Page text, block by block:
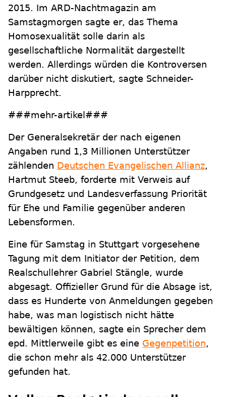
2015. Im ARD-Nachtmagazin am
Samstagmorgen sagte er, das Thema
Homosexualität solle darin als
gesellschaftliche Normalität dargestellt
werden. Allerdings würden die Kontroversen
darüber nicht diskutiert, sagte Schneider-
Harpprecht.
###mehr-artikel###
Der Generalsekretär der nach eigenen
Angaben rund 1,3 Millionen Unterstützer
zählenden Deutschen Evangelischen Allianz,
Hartmut Steeb, forderte mit Verweis auf
Grundgesetz und Landesverfassung Priorität
für Ehe und Familie gegenüber anderen
Lebensformen.
Eine für Samstag in Stuttgart vorgesehene
Tagung mit dem Initiator der Petition, dem
Realschullehrer Gabriel Stängle, wurde
abgesagt. Offizieller Grund für die Absage ist,
dass es Hunderte von Anmeldungen gegeben
habe, was man logistisch nicht hätte
bewältigen können, sagte ein Sprecher dem
epd. Mittlerweile gibt es eine Gegenpetition,
die schon mehr als 42.000 Unterstützer
gefunden hat.